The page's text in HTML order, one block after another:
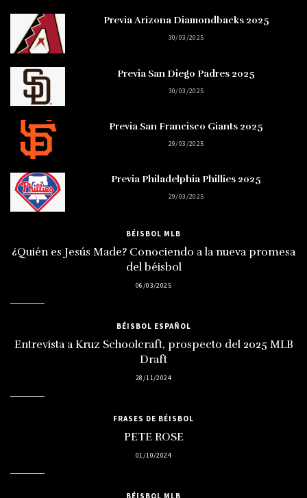
Previa Arizona Diamondbacks 2025
30/03/2025
Previa San Diego Padres 2025
30/03/2025
Previa San Francisco Giants 2025
29/03/2025
Previa Philadelphia Phillies 2025
29/03/2025
BÉISBOL MLB
¿Quién es Jesús Made? Conociendo a la nueva promesa
del béisbol
06/03/2025
BÉISBOL ESPAÑOL
Entrevista a Kruz Schoolcraft, prospecto del 2025 MLB
Draft
28/11/2024
FRASES DE BÉISBOL
PETE ROSE
01/10/2024
BÉISBOL MLB